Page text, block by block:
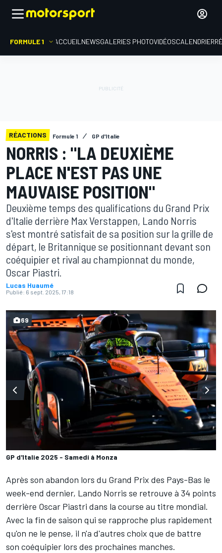
FORMULE 1 ACCUEIL NEWSGALERIES PHOTOVIDÉOSCALENDRIER
RÉACTIONS Formule 1 GP d'Italie
NORRIS : "LA DEUXIÈME
PLACE N'EST PAS UNE
MAUVAISE POSITION"
Deuxième temps des qualifications du Grand Prix
d'Italie derrière Max Verstappen, Lando Norris
s'est montré satisfait de sa position sur la grille de
départ, le Britannique se positionnant devant son
coéquipier et rival au championnat du monde,
Oscar Piastri.
Lucas Huaumé
Publié: 6 sept. 2025, 17:18
GP d'Italie 2025 - Samedi à Monza
69
Après son abandon lors du Grand Prix des Pays-Bas le
week-end dernier, Lando Norris se retrouve à 34 points
derrière Oscar Piastri dans la course au titre mondial.
Avec la fin de saison qui se rapproche plus rapidement
qu'on ne le pense, il n'a d'autres choix que de battre
son coéquipier lors des prochaines manches.